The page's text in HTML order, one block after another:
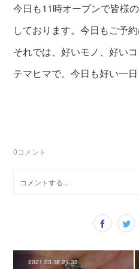
今日も11時オープンで皆様
しております。今日もご予約
それでは、好いモノ、好い
テマヒマで。今日も好い一日
0コメント
2021.03.18 21:33